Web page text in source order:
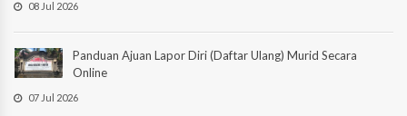
08 Jul 2026
Panduan Ajuan Lapor Diri (Daftar Ulang) Murid Secara
Online
07 Jul 2026